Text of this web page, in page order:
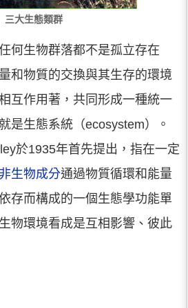
三大生態類群
何生物群落都不是孤立存在
和物質的交換與其生存的環境
互作用著，共同形成一種統一
是生態系統（ecosystem）。
於1935年首先提出，指在一定
非生物成分通過物質循環和能量
存而構成的一個生態學功能單
物環境看成是互相影響、彼此